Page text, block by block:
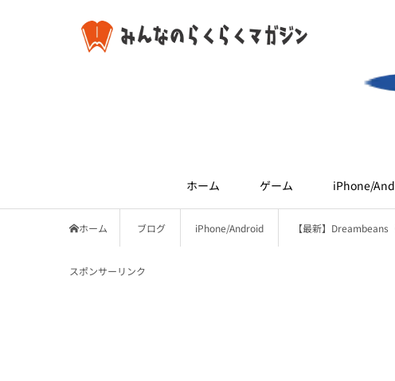
ホーム ゲーム iPhone/
ホーム ブログ iPhone/Android 【最新】
スポンサーリンク